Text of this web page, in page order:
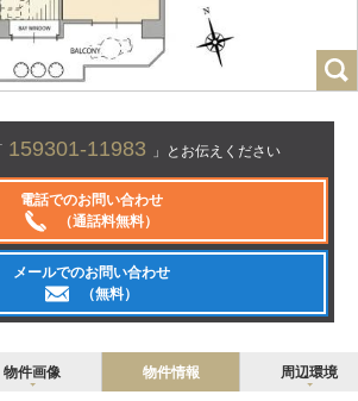
159301-11983 」とお伝えください
電話でのお問い合わせ
（通話料無料）
メールでのお問い合わせ
（無料）
物件画像 物件情報 周辺環境